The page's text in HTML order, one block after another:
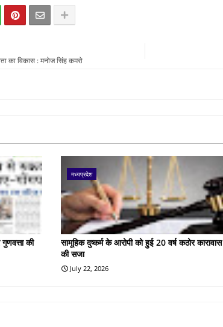
का विकास : मनोज सिंह कमरो
की
मध्यप्रदेश
सामूहिक दुष्कर्म के आरोपी को हुई 20 वर्ष कठोर कारावास
की सजा
July 22, 2026